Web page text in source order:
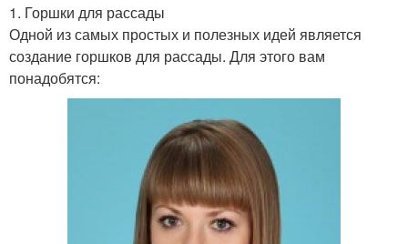
1. Горшки для рассады
Одной из самых простых и полезных идей является
создание горшков для рассады. Для этого вам
понадобятся: